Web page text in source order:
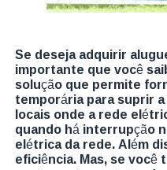
Se deseja adquirir
importante que você
solução que permite
temporária para suprir
locais onde a rede
quando há interrupção
elétrica da rede. Além
eficiência. Mas, se